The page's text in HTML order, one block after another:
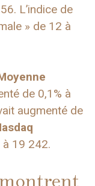
L’indice de
» de 12 à
de 0,1% à
augmenté de
à 19 242.